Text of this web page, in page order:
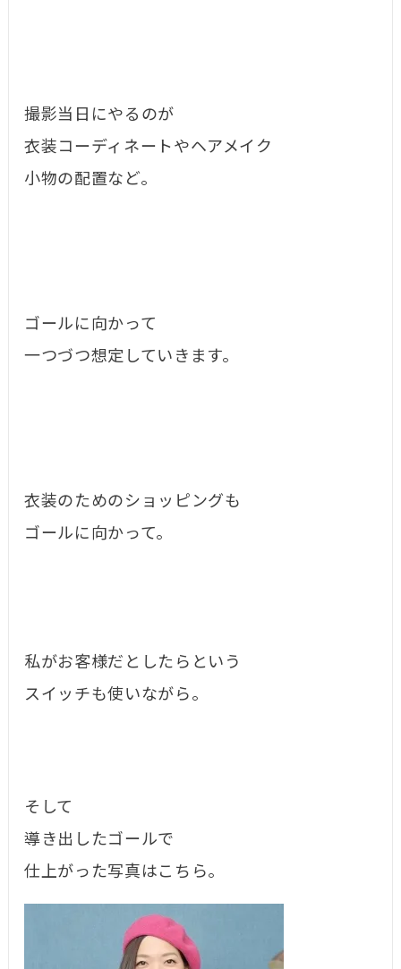
撮影当日にやるのが
衣装コーディネートやヘアメイク
小物の配置など。
ゴールに向かって
一つづつ想定していきます。
衣装のためのショッピングも
ゴールに向かって。
私がお客様だとしたらという
スイッチも使いながら。
そして
導き出したゴールで
仕上がった写真はこちら。